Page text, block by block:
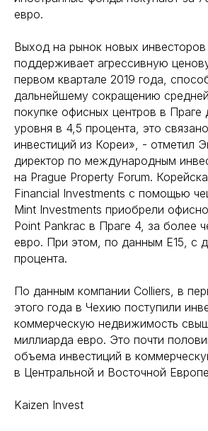
евро.
Выход на рынок новых
поддерживает агрессивную
первом квартале 2019 года,
дальнейшему сокращению
покупке офисных центров в Праге
уровня в 4,5 процента, это
инвестиций из Кореи», - отметил
директор по международным
на Prague Property Forum.
Financial Investments с помощью
Mint Investments приобрели
Point Pankrac в Праге 4, за более
евро. При этом, по данным E15, с
процента.
По данным компании Colliers, в
этого года в Чехию поступили
коммерческую недвижимость
миллиарда евро. Это почти
объема инвестиций в
в Центральной и Восточной
Kaizen Invest